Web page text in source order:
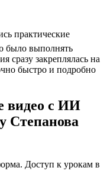
практические
было выполнять
сразу закреплялась на
быстро и подробно
видео с ИИ
Степанова
Доступ к урокам в